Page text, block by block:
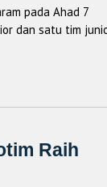
pada Ahad 7
dan satu tim
Raih